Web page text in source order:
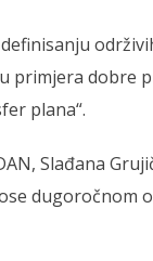
dobre
plana“.
Slađana
dugoročnom